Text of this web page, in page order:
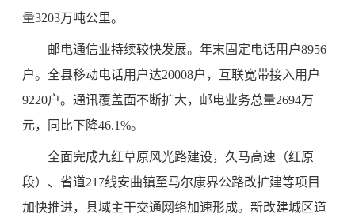
量3203万吨公里。
邮电通信业持续较快发展。年末固定电话用户8956
户。全县移动电话用户达20008户，互联宽带接入用户
9220户。通讯覆盖面不断扩大，邮电业务总量2694万
元，同比下降46.1%。
全面完成九红草原风光路建设，久马高速（红原
段）、省道217线安曲镇至马尔康界公路改扩建等项目
加快推进，县域主干交通网络加速形成。新改建城区道